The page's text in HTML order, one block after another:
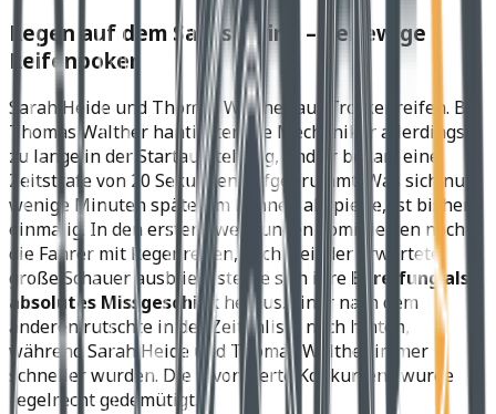
Regen auf dem Sachsenring – der ewige
Reifenpoker
Sarah Heide und Thomas Walther auf Trockenreifen. Bei
Thomas Walther hantierten die Mechaniker allerdings
zu lange in der Startaufstellung, und er bekam eine
Zeitstrafe von 20 Sekunden aufgebrummt. Was sich nur
wenige Minuten später im Rennen abspielte, ist bisher
einmalig. In den ersten zwei Runden dominierten noch
die Fahrer mit Regenreifen, doch weil der erwartete
große Schauer ausblieb, stellte sich ihre Bereifung als
absolutes Missgeschick heraus. Einer nach dem
anderen rutschte in der Zeitenliste nach hinten,
während Sarah Heide und Thomas Walther immer
schneller wurden. Die favorisierte Konkurrenz wurde
regelrecht gedemütigt.